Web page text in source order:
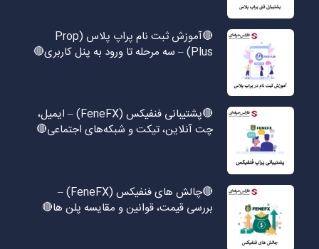
🔴آموزش ثبت نام پراپ پلاس (Prop
Plus) – سه مرحله تا ورود به پنل کاربری🔴
🔴پشتیبانی فنفیکس (FeneFX) – ایمیل،
چت آنلاین، تیکت و شبکه‌های اجتماعی🔴
🔴چالش های فنفیکس (FeneFX) –
بررسی قیمت، قوانین و مقایسه پلن ها🔴